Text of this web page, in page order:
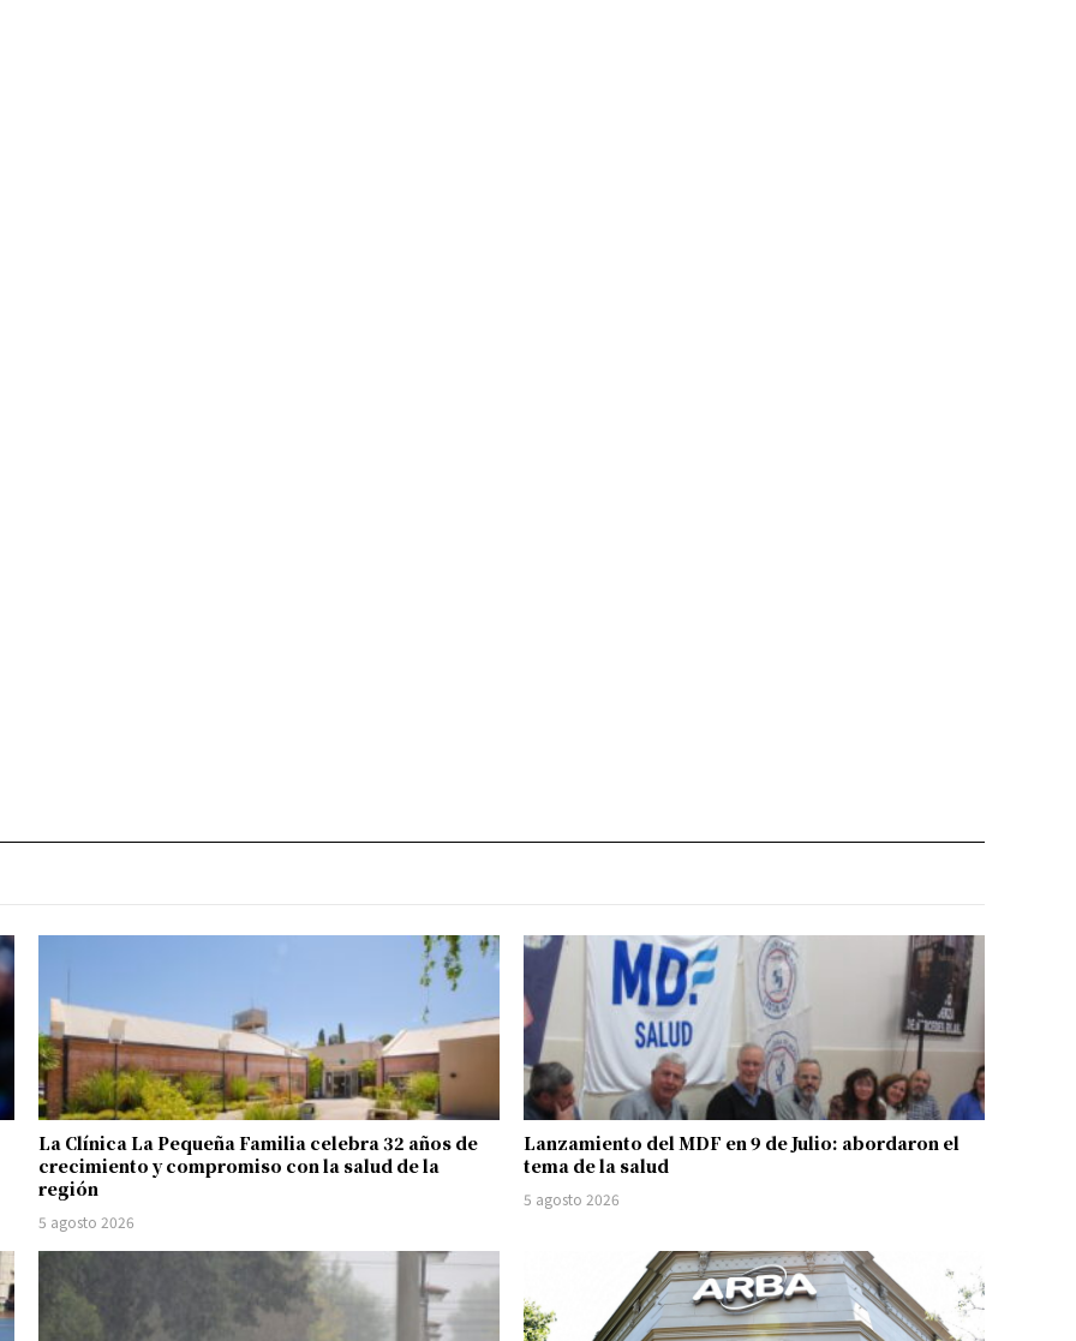
La Clínica La Pequeña Familia celebra 32 años de
crecimiento y compromiso con la salud de la
región
5 agosto 2026
Lanzamiento del MDF en 9 de Julio: abordaron el
tema de la salud
5 agosto 2026